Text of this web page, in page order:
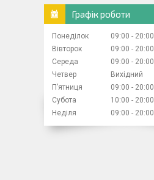
Графік роботи
Понеділок 09:00
20:00
Вівторок
09:00
20:00
Середа
09:00
20:00
Четвер
Вихідний
Пʼятниця
09:00
20:00
Субота
10:00
20:00
Неділя
09:00 20:00